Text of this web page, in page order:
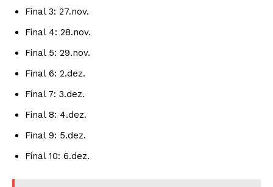
Final 3: 27.nov.
Final 4: 28.nov.
Final 5: 29.nov.
Final 6: 2.dez.
Final 7: 3.dez.
Final 8: 4.dez.
Final 9: 5.dez.
Final 10: 6.dez.